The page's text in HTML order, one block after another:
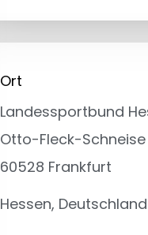
Ort
Landessportbund
Otto-Fleck-
60528 Frankfurt
Hessen, Deutschland